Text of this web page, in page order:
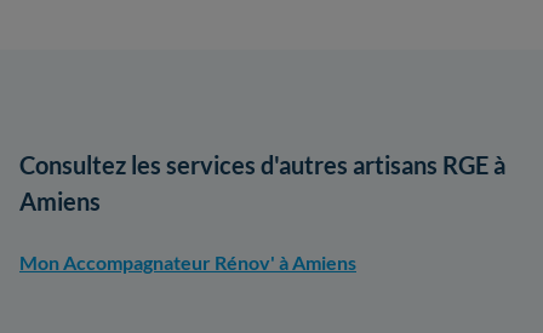
Consultez les services d'autres artisans RGE à
Amiens
Mon Accompagnateur Rénov' à Amiens